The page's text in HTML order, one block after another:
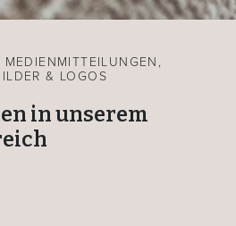
MEDIENMITTEILUNGEN,
& LOGOS
in unserem